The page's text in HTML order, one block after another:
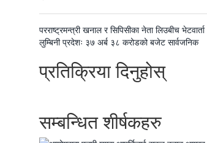
पछिल्लाे
-
परराष्ट्रमन्त्री खनाल र सिपिसीका नेता लिउबीच भेटवार्ता
अघिल्लाे
लुम्बिनी प्रदेशः ३७ अर्ब ३८ करोडको बजेट सार्वजनिक
प्रतिक्रिया दिनुहोस्
सम्बन्धित शीर्षकहरु